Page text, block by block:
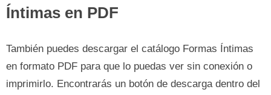
Íntimas en PDF
También puedes descargar el catálogo Formas Íntimas
en formato PDF para que lo puedas ver sin conexión o
imprimirlo. Encontrarás un botón de descarga dentro del